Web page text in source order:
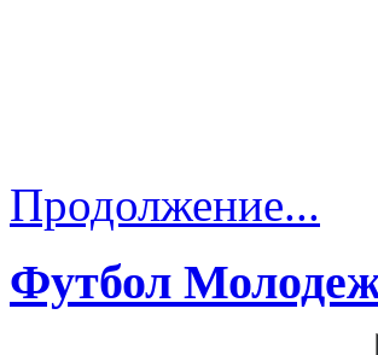
Продолжение...
Футбол